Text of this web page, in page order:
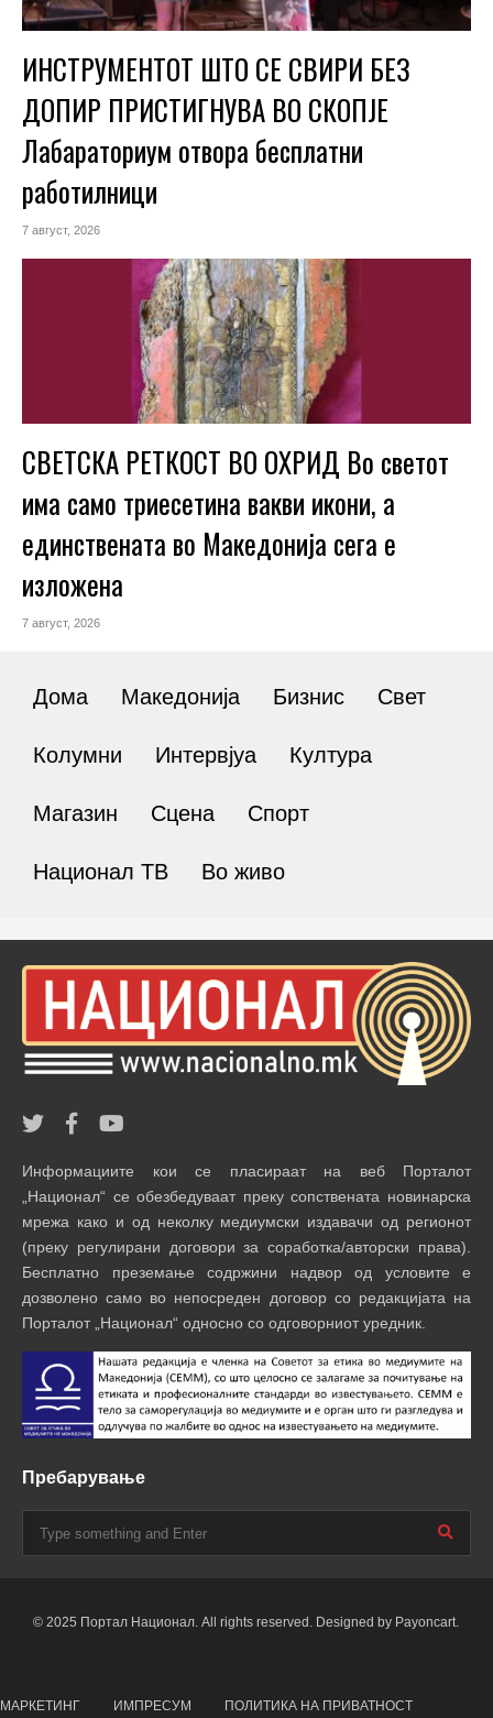
ИНСТРУМЕНТОТ ШТО СЕ СВИРИ БЕЗ
ДОПИР ПРИСТИГНУВА ВО СКОПЈЕ
Лабараториум отвора бесплатни
работилници
7 август, 2026
СВЕТСКА РЕТКОСТ ВО ОХРИД Во светот
има само триесетина вакви икони, а
единствената во Македонија сега е
изложена
7 август, 2026
Дома Македонија Бизнис Свет
Колумни Интервјуа Култура
Магазин Сцена Спорт
Национал ТВ Во живо
Информациите кои се пласираат на веб Порталот
„Национал“ се обезбедуваат преку сопствената новинарска
мрежа како и од неколку медиумски издавачи од регионот
(преку регулирани договори за соработка/авторски права).
Бесплатно преземање содржини надвор од условите е
дозволено само во непосреден договор со редакцијата на
Порталот „Национал“ односно со одговорниот уредник.
Пребарување
© 2025 Портал Национал. All rights reserved. Designed by Payoncart.
МАРКЕТИНГ ИМПРЕСУМ ПОЛИТИКА НА ПРИВАТНОСТ